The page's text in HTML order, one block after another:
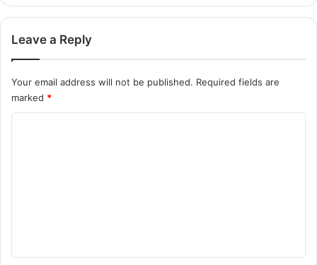
Leave a Reply
Your email address will not be published. Required fields are
marked *